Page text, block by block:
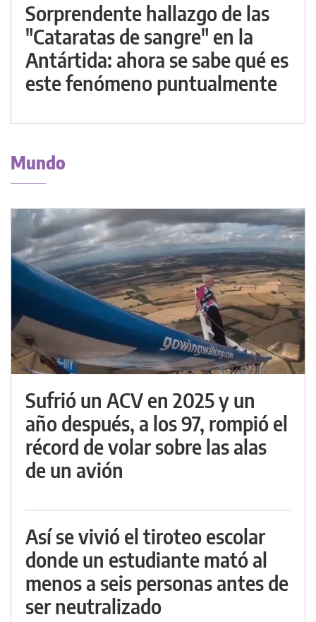
Sorprendente hallazgo de las
"Cataratas de sangre" en la
Antártida: ahora se sabe qué es
este fenómeno puntualmente
Mundo
Sufrió un ACV en 2025 y un
año después, a los 97, rompió el
récord de volar sobre las alas
de un avión
Así se vivió el tiroteo escolar
donde un estudiante mató al
menos a seis personas antes de
ser neutralizado